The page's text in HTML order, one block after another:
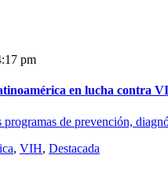
pm
en lucha contra
programas de prevención,
, VIH, Destacada